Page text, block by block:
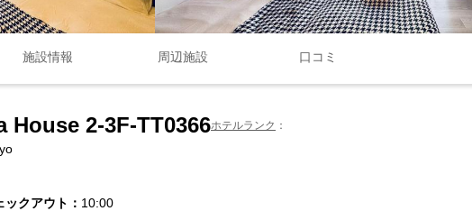
施設情報 周辺施設 口コミ
House 2-3F-TT0366ホテルランク
ックアウト 10:00